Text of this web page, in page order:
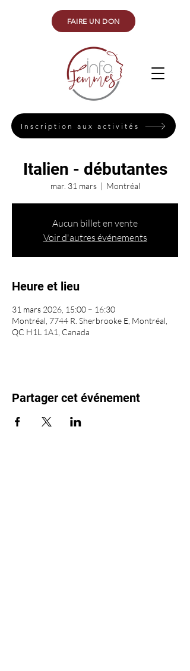
FAIRE UN DON
Inscription aux activités
Italien - débutantes
mar. 31 mars
  |
Montréal
Aucun billet en vente
Voir d'autres événements
Heure et lieu
31 mars 2026, 15:00 – 16:30
Montréal, 7744 R. Sherbrooke E, Montréal,
QC H1L 1A1, Canada
Partager cet événement